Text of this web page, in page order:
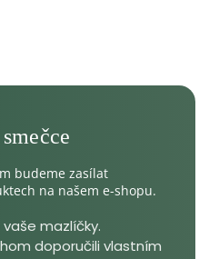
budeme zasílat
na našem e-shopu.